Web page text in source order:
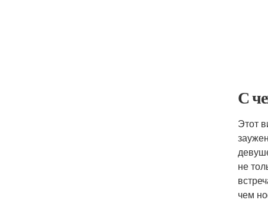
С
Этот
не
чем